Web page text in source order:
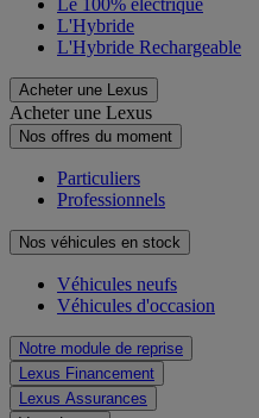
Le 100% électrique
L'Hybride
L'Hybride Rechargeable
Acheter une Lexus
Acheter une Lexus
Nos offres du moment
Particuliers
Professionnels
Nos véhicules en stock
Véhicules neufs
Véhicules d'occasion
Notre module de reprise
Lexus Financement
Lexus Assurances